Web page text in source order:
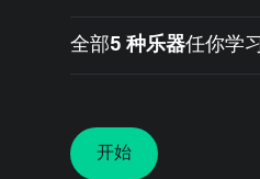
全部5 种乐器任你学习
开始